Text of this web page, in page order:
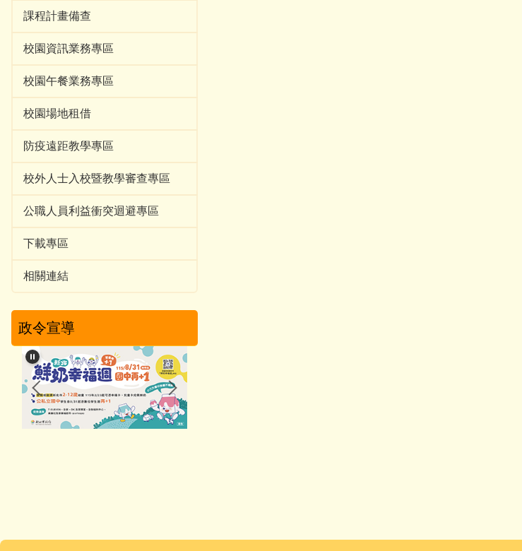
課程計畫備查
校園資訊業務專區
校園午餐業務專區
校園場地租借
防疫遠距教學專區
校外人士入校暨教學審查專區
公職人員利益衝突迴避專區
下載專區
相關連結
政令宣導